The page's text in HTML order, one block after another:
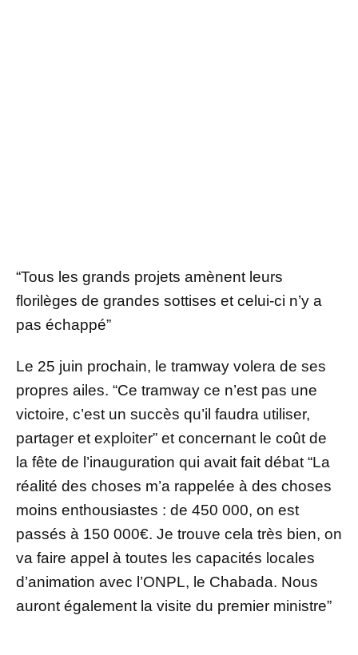
“Tous les grands projets amènent leurs
florilèges de grandes sottises et celui-ci n’y a
pas échappé”
Le 25 juin prochain, le tramway volera de ses
propres ailes. “Ce tramway ce n’est pas une
victoire, c’est un succès qu’il faudra utiliser,
partager et exploiter” et concernant le coût de
la fête de l’inauguration qui avait fait débat “La
réalité des choses m’a rappelée à des choses
moins enthousiastes : de 450 000, on est
passés à 150 000€. Je trouve cela très bien, on
va faire appel à toutes les capacités locales
d’animation avec l’ONPL, le Chabada. Nous
auront également la visite du premier ministre”